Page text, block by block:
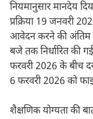
नियमानुसार मानदेय
प्रक्रिया 19 जनवरी
आवेदन करने की अंतिम
बजे तक निर्धारित की
फरवरी 2026 के बीच
6 फरवरी 2026 को
शैक्षणिक योग्यता की